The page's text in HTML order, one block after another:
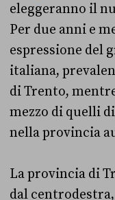
eleggeranno il
Per due anni e
espressione del
italiana,
di Trento,
mezzo di quelli
nella provincia
La provincia di
dal